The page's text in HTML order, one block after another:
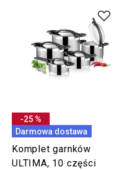
-25 %
Darmowa dostawa
Komplet garnków
ULTIMA, 10 części